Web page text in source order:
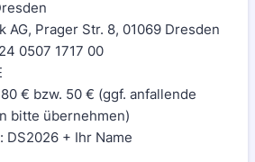
AG, Prager Str. 8, 01069 Dresden
0507 1717 00
€ bzw. 50 € (ggf. anfallende
bitte übernehmen)
+ Ihr Name